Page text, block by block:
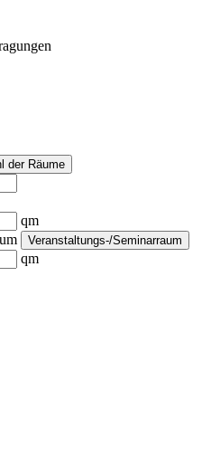
der Räume
qm
Veranstaltungs-/Seminarraum
qm